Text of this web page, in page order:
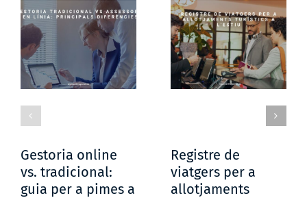
Gestoria online
vs. tradicional:
guia per a pimes a
Registre de
viatgers per a
allotjaments